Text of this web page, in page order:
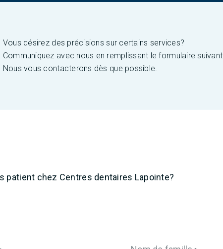
Vous désirez des précisions sur certains services?
Communiquez avec nous en remplissant le formulaire suivant.
Nous vous contacterons dès que possible.
les champs nécessaires
patient chez Centres dentaires Lapointe?